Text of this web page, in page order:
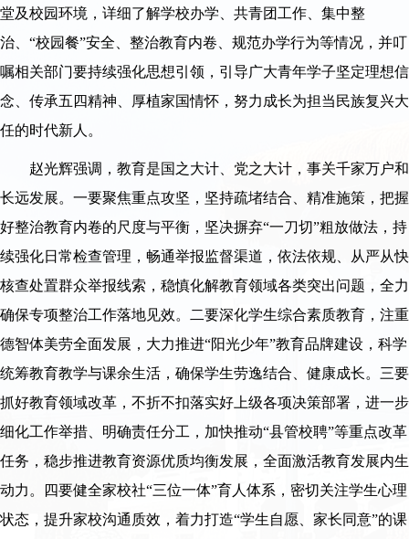
堂及校园环境，详细了解学校办学、共青团工作、集中整
治、“校园餐”安全、整治教育内卷、规范办学行为等情况，并叮
嘱相关部门要持续强化思想引领，引导广大青年学子坚定理想信
念、传承五四精神、厚植家国情怀，努力成长为担当民族复兴大
任的时代新人。
赵光辉强调，教育是国之大计、党之大计，事关千家万户和
长远发展。一要聚焦重点攻坚，坚持疏堵结合、精准施策，把握
好整治教育内卷的尺度与平衡，坚决摒弃“一刀切”粗放做法，持
续强化日常检查管理，畅通举报监督渠道，依法依规、从严从快
核查处置群众举报线索，稳慎化解教育领域各类突出问题，全力
确保专项整治工作落地见效。二要深化学生综合素质教育，注重
德智体美劳全面发展，大力推进“阳光少年”教育品牌建设，科学
统筹教育教学与课余生活，确保学生劳逸结合、健康成长。三要
抓好教育领域改革，不折不扣落实好上级各项决策部署，进一步
细化工作举措、明确责任分工，加快推动“县管校聘”等重点改革
任务，稳步推进教育资源优质均衡发展，全面激活教育发展内生
动力。四要健全家校社“三位一体”育人体系，密切关注学生心理
状态，提升家校沟通质效，着力打造“学生自愿、家长同意”的课